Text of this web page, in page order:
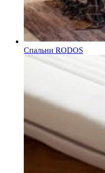
Спальни RODOS